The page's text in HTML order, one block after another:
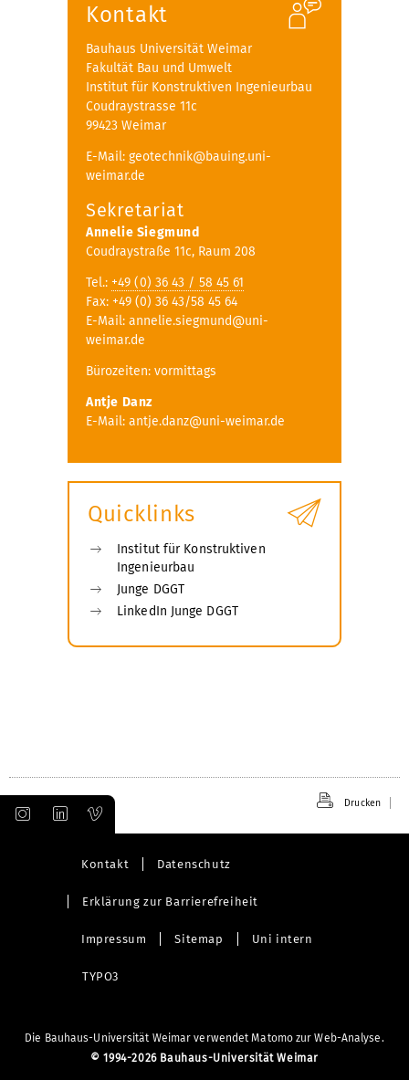
Kontakt
Bauhaus Universität Weimar
Fakultät Bau und Umwelt
Institut für Konstruktiven Ingenieurbau
Coudraystrasse 11c
99423 Weimar
E-Mail: geotechnik@bauing.uni-
weimar.de
Sekretariat
Annelie Siegmund
Coudraystraße 11c, Raum 208
Tel.: +49 (0) 36 43 / 58 45 61
Fax: +49 (0) 36 43/58 45 64
E-Mail: annelie.siegmund@uni-
weimar.de
Bürozeiten: vormittags
Antje Danz
E-Mail: antje.danz@uni-weimar.de
Quicklinks
Institut für Konstruktiven
Ingenieurbau
Junge DGGT
LinkedIn Junge DGGT
Drucken
Kontakt Datenschutz
Erklärung zur Barrierefreiheit
Impressum Sitemap Uni intern
TYPO3
Die Bauhaus-Universität Weimar verwendet Matomo zur Web-Analyse.
© 1994-2026 Bauhaus-Universität Weimar